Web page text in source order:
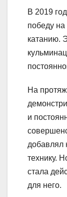
В 2019
победу
катанию.
На
и
добавлял
технику.
стала
для него.